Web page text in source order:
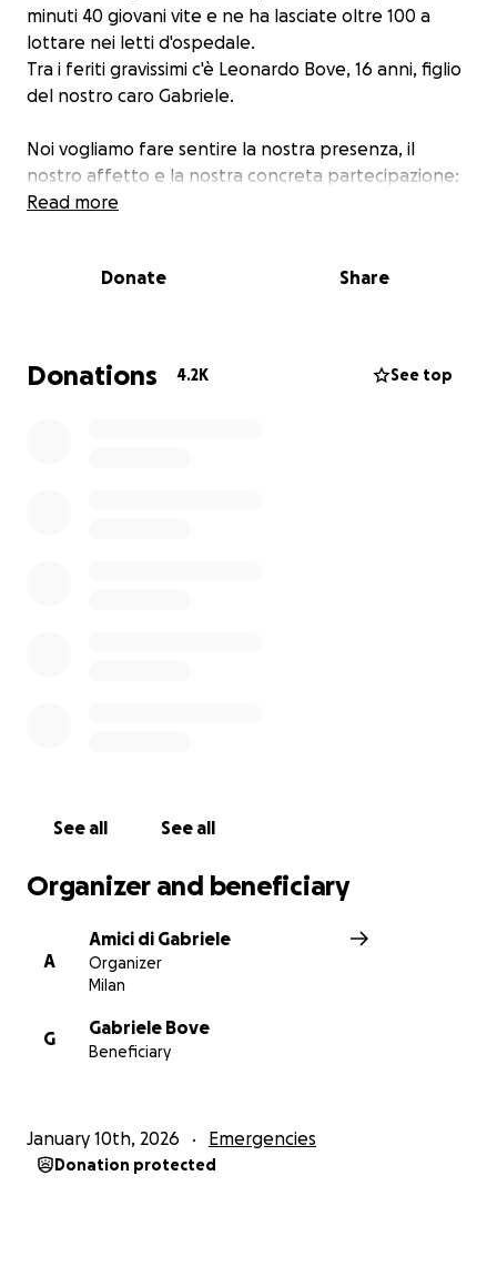
minuti 40 giovani vite e ne ha lasciate oltre 100 a
lottare nei letti d'ospedale.
Tra i feriti gravissimi c'è Leonardo Bove, 16 anni, figlio
del nostro caro Gabriele.
Noi vogliamo fare sentire la nostra presenza, il
nostro affetto e la nostra concreta partecipazione:
Leo e Gabriele hanno bisogno di noi.
soprattutto un amico. Un uomo straordinario,
Un lavoro, il nostro, che spesso - come sappiamo per
esperienza diretta - ci costringe a scegliere tra il
Read more
Donate Share
Donations 4.2K See top
See all See all
Organizer and beneficiary
A
Amici di Gabriele
Organizer
Milan
G
Gabriele Bove
Beneficiary
January 10th, 2026 Emergencies
Donation protected